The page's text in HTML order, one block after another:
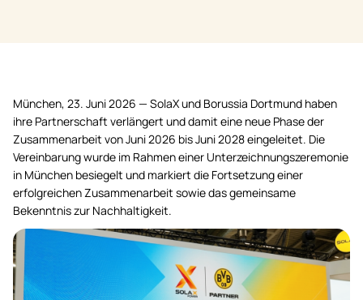
München, 23. Juni 2026 — SolaX und Borussia Dortmund haben
ihre Partnerschaft verlängert und damit eine neue Phase der
Zusammenarbeit von Juni 2026 bis Juni 2028 eingeleitet. Die
Vereinbarung wurde im Rahmen einer Unterzeichnungszeremonie
in München besiegelt und markiert die Fortsetzung einer
erfolgreichen Zusammenarbeit sowie das gemeinsame
Bekenntnis zur Nachhaltigkeit.